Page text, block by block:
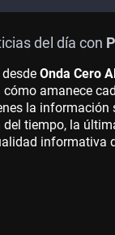
del día con
Onda Cero
cómo amanece
la información
tiempo, la
informativa